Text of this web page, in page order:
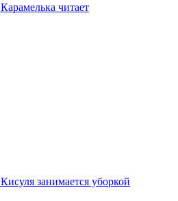
Карамелька читает
Кисуля занимается уборкой